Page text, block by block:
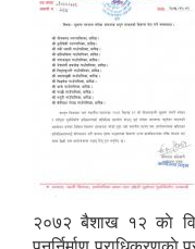
२०७२ बैशाख १२ काे